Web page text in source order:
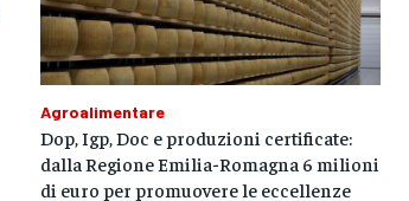
Agroalimentare
Dop, Igp, Doc e produzioni certificate:
dalla Regione Emilia-Romagna 6 milioni
di euro per promuovere le eccellenze